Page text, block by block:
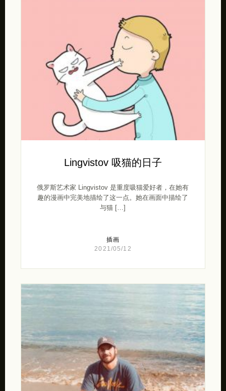
Lingvistov 吸猫的日子
俄罗斯艺术家 Lingvistov 是重度吸猫爱好者，在她有
趣的漫画中完美地描绘了这一点。她在画面中描绘了
与猫 […]
插画
2021/05/12